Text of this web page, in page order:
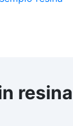
resina